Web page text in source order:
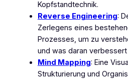
Kopfstandtechnik.
Reverse Engineering:
Zerlegens eines
Prozesses, um zu
und was daran
Mind Mapping: Eine
Strukturierung und